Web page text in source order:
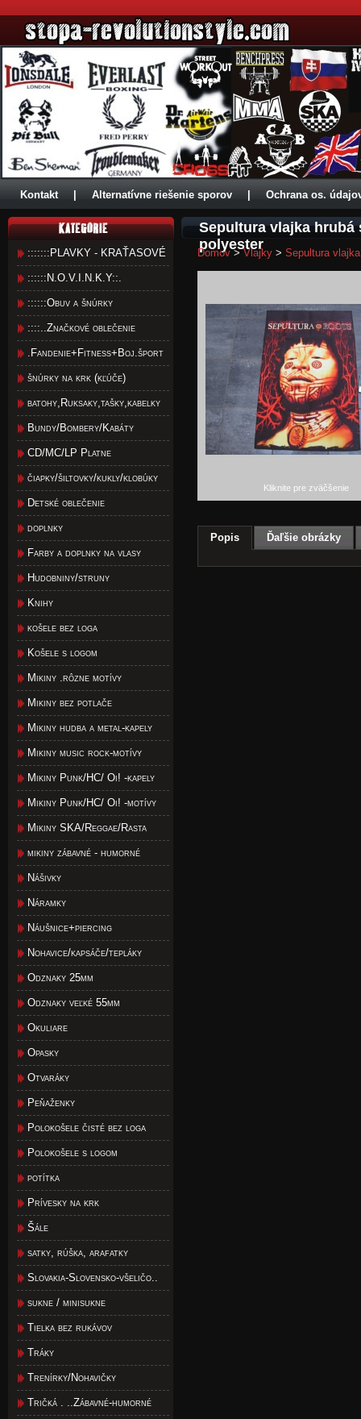
Kontakt Alternatívne riešenie sporov Ochrana os.
:::::::PLAVKY - KRAŤASOVÉ
::::::N.O.V.I.N.K.Y::.
::::::Obuv a šnúrky
::::..Značkové oblečenie
.Fandenie+Fitness+Boj.šport
šnúrky na krk (kľúče)
batohy,Ruksaky,tašky,kabelky
Bundy/Bombery/Kabáty
CD/MC/LP Platne
čiapky/šiltovky/kukly/klobúky
Detské oblečenie
doplnky
Farby a doplnky na vlasy
Hudobniny/struny
Knihy
košele bez loga
Košele s logom
Mikiny .rôzne motívy
Mikiny bez potlače
Mikiny hudba a metal-kapely
Mikiny music rock-motívy
Mikiny Punk/HC/ Oi! -kapely
Mikiny Punk/HC/ Oi! -motívy
Mikiny SKA/Reggae/Rasta
mikiny zábavné - humorné
Nášivky
Náramky
Náušnice+piercing
Nohavice/kapsáče/tepláky
Odznaky 25mm
Odznaky veľké 55mm
Okuliare
Opasky
Otvaráky
Peňaženky
Polokošele čisté bez loga
Polokošele s logom
potítka
Prívesky na krk
Šále
satky, rúška, arafatky
Slovakia-Slovensko-všeličo..
sukne / minisukne
Tielka bez rukávov
Tráky
Trenírky/Nohavičky
Tričká . ..Zábavné-humorné
Sepultura vlajka hrubá
polyester
Domov>Vlajky > Sepultura
Kliknite pre zväčšenie
Popis Ďaľšie obrázky